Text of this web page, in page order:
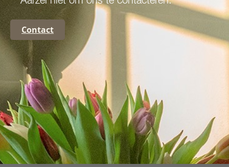
Contact